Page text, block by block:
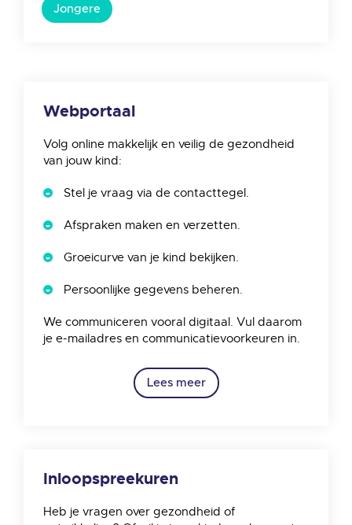
Jongere
Webportaal
Volg online makkelijk en veilig de gezondheid
van jouw kind:
Stel je vraag via de contacttegel.
Afspraken maken en verzetten.
Groeicurve van je kind bekijken.
Persoonlijke gegevens beheren.
We communiceren vooral digitaal. Vul daarom
je e-mailadres en communicatievoorkeuren in.
Lees meer
Inloopspreekuren
Heb je vragen over gezondheid of